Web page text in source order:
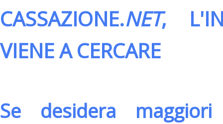
CASSAZIONE.NET,
VIENE A CERCARE
Se desidera